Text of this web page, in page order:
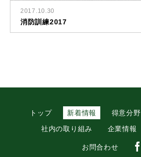
2017.10.30
消防訓練2017
トップ 新着情報 得意分野
社内の取り組み
企業情報
お問合わせ